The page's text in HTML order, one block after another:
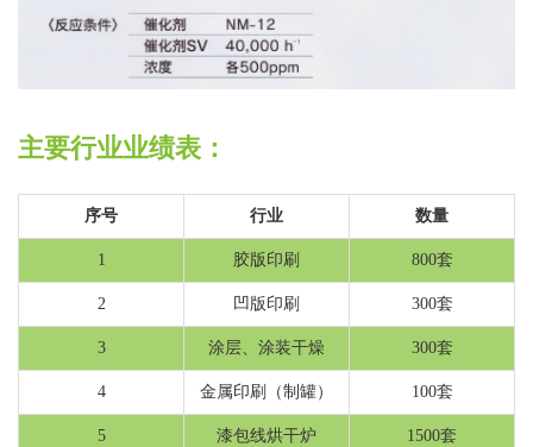
主要行业业绩表：
序号 行业 数量
1 胶版印刷 800套
2 凹版印刷 300套
3 涂层、涂装干燥 300套
4 金属印刷（制罐） 100套
5 漆包线烘干炉 1500套